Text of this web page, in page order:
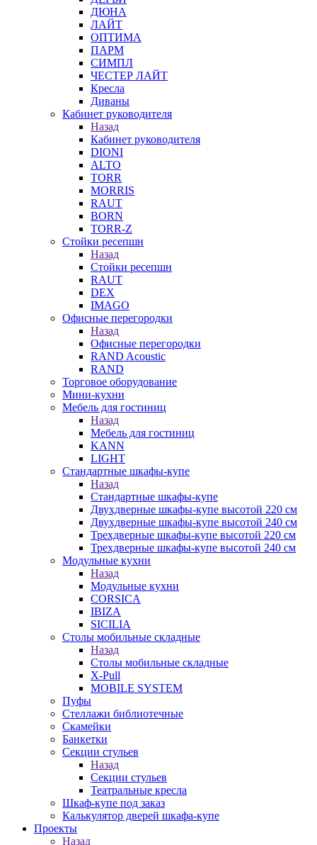
ДЮНА
ЛАЙТ
ОПТИМА
ПАРМ
СИМПЛ
ЧЕСТЕР ЛАЙТ
Кресла
Диваны
Кабинет руководителя
Назад
Кабинет руководителя
DIONI
ALTO
TORR
MORRIS
RAUT
BORN
TORR-Z
Стойки ресепшн
Назад
Стойки ресепшн
RAUT
DEX
IMAGO
Офисные перегородки
Назад
Офисные перегородки
RAND Acoustic
RAND
Торговое оборудование
Мини-кухни
Мебель для гостиниц
Назад
Мебель для гостиниц
KANN
LIGHT
Стандартные шкафы-купе
Назад
Стандартные шкафы-купе
Двухдверные шкафы-купе высотой 220 см
Двухдверные шкафы-купе высотой 240 см
Трехдверные шкафы-купе высотой 220 см
Трехдверные шкафы-купе высотой 240 см
Модульные кухни
Назад
Модульные кухни
CORSICA
IBIZA
SICILIA
Столы мобильные складные
Назад
Столы мобильные складные
X-Pull
MOBILE SYSTEM
Пуфы
Стеллажи библиотечные
Скамейки
Банкетки
Секции стульев
Назад
Секции стульев
Театральные кресла
Шкаф-купе под заказ
Калькулятор дверей шкафа-купе
Проекты
Назад